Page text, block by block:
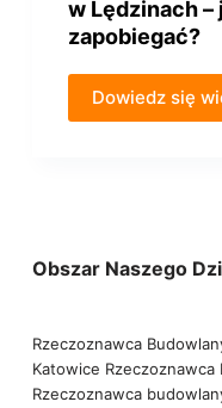
w Lędzinach –
zapobiegać?
Dowiedz się
Obszar Naszego
Rzeczoznawca
Katowice
Rzeczoznawca